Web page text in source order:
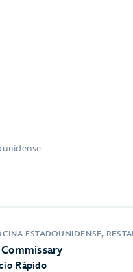
ESTADOUNIDENSE,
Rápido